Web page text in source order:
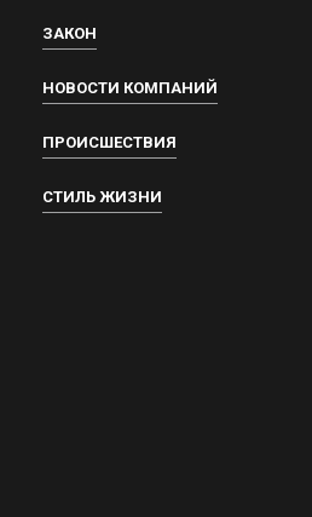
ЗАКОН
НОВОСТИ КОМПАНИЙ
ПРОИСШЕСТВИЯ
СТИЛЬ ЖИЗНИ